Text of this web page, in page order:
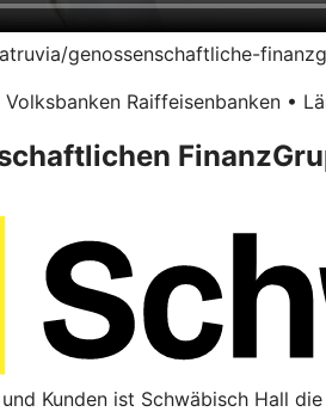
genossenschaftliche-
Raiffeisenbanken •
Kunden ist Schwäbisch Hall